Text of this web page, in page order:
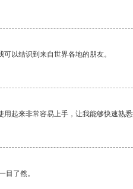
以结识到来自世界各地的朋友。
用起来非常容易上手，让我能够快速熟
目了然。